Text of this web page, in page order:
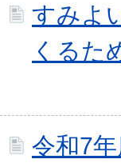
すみよ
くるた
令和7